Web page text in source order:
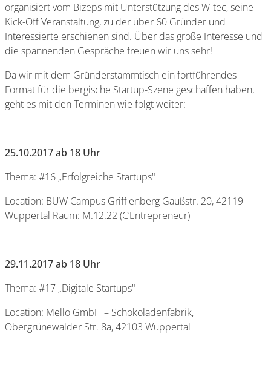
organisiert vom Bizeps mit Unterstützung des W-tec, seine
Kick-Off Veranstaltung, zu der über 60 Gründer und
Interessierte erschienen sind. Über das große Interesse und
die spannenden Gespräche freuen wir uns sehr!
Da wir mit dem Gründerstammtisch ein fortführendes
Format für die bergische Startup-Szene geschaffen haben,
geht es mit den Terminen wie folgt weiter:
25.10.2017 ab 18 Uhr
Thema: #16 „Erfolgreiche Startups"
Location: BUW Campus Grifflenberg Gaußstr. 20, 42119
Wuppertal Raum: M.12.22 (C’Entrepreneur)
29.11.2017 ab 18 Uhr
Thema: #17 „Digitale Startups"
Location: Mello GmbH – Schokoladenfabrik,
Obergrünewalder Str. 8a, 42103 Wuppertal